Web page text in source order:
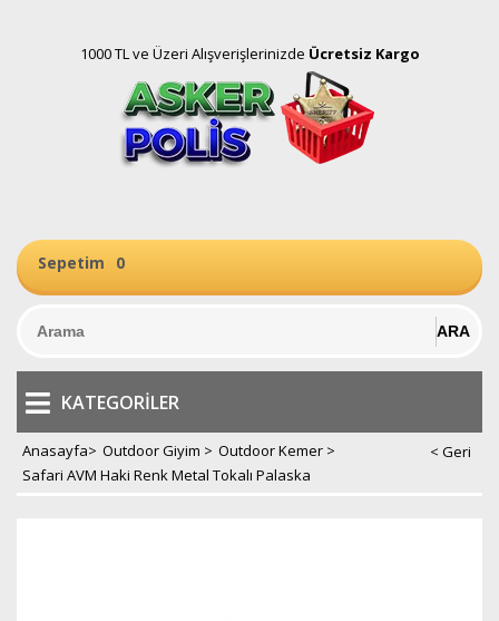
1000 TL ve Üzeri Alışverişlerinizde Ücretsiz Kargo
Sepetim 0
KATEGORILER
Anasayfa> Outdoor Giyim > Outdoor Kemer >
Safari AVM Haki Renk Metal Tokalı Palaska